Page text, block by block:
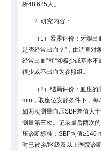
析48 625人。
2. 研究内容：
（1）暴露评价：牙龈
是否经常出血？”，由调查
经常出血”和“④极少或基本
很少或不出血为参照组。
（2）结局评价：血压
min，取座位安静条件下，
如两次测量血压SBP差值大
测量第三次。记录最后两次
压诊断标准：SBP均值≥140
时已被乡/区级及以上医院诊